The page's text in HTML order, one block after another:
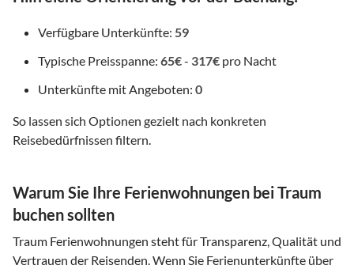
Verfügbare Unterkünfte: 59
Typische Preisspanne: 65€- 317€ pro Nacht
Unterkünfte mit Angeboten: 0
So lassen sich Optionen gezielt nach konkreten
Reisebedürfnissen filtern.
Warum Sie Ihre Ferienwohnungen bei Traum
buchen sollten
Traum Ferienwohnungen steht für Transparenz, Qualität und
Vertrauen der Reisenden. Wenn Sie Ferienunterkünfte über